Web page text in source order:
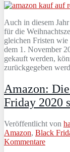
Auch in diesem
für die
gleichen Fristen
dem 1. November
gekauft werden,
zurückgegeben
Amazon:
Friday 2020
Veröffentlicht von
Amazon, Black
Kommentare